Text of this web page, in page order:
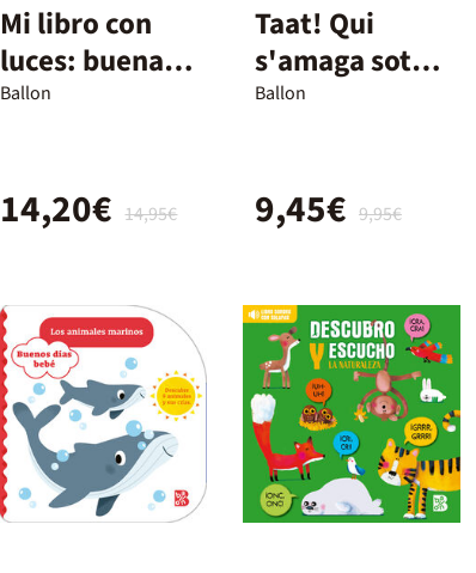
Mi libro con
luces: buenas
noches
Ballon
14,95€
14,20€
Taat! Qui
s'amaga sota
l'aigua
Ballon
9,95€
9,45€